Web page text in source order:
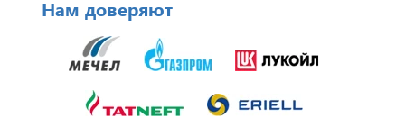
Нам доверяют